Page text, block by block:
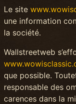
Le site
une information
la société.
Wallstreetweb
que possible.
responsable des
carences dans la